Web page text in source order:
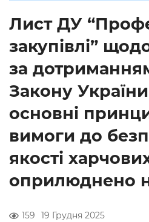
Лист ДУ
закупівлі”
за
Закону
основні
вимоги до
якості
оприлюднено
159 19 Грудня 2025